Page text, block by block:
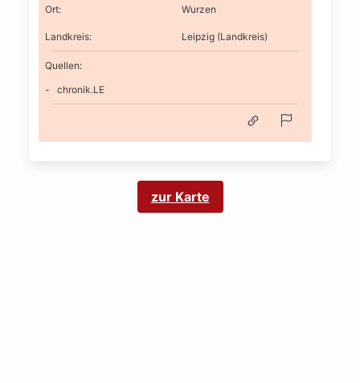
Ort: Wurzen
Landkreis: Leipzig (Landkreis)
Quellen:
chronik.LE
zur Karte